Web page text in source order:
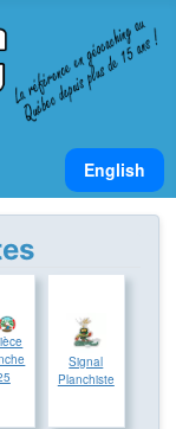
Sélectionnez
English
Signal
Planchiste